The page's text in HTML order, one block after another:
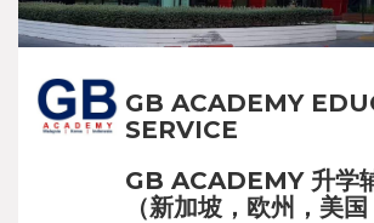
GB ACADEMY
SERVICE
GB ACADEMY 升学
（新加坡，欧州，美国